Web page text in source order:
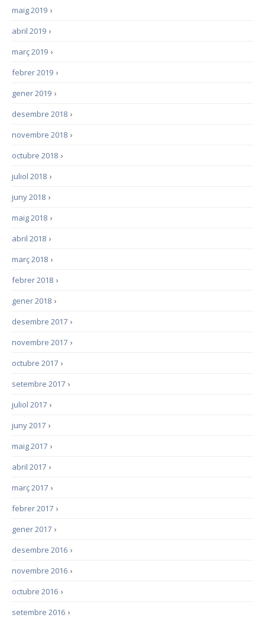
›
maig 2019
›
abril 2019
›
març 2019
›
febrer 2019
›
gener 2019
›
desembre 2018
›
novembre 2018
›
octubre 2018
›
juliol 2018
›
juny 2018
›
maig 2018
›
abril 2018
›
març 2018
›
febrer 2018
›
gener 2018
›
desembre 2017
›
novembre 2017
›
octubre 2017
›
setembre 2017
›
juliol 2017
›
juny 2017
›
maig 2017
›
abril 2017
›
març 2017
›
febrer 2017
›
gener 2017
›
desembre 2016
›
novembre 2016
›
octubre 2016
›
setembre 2016